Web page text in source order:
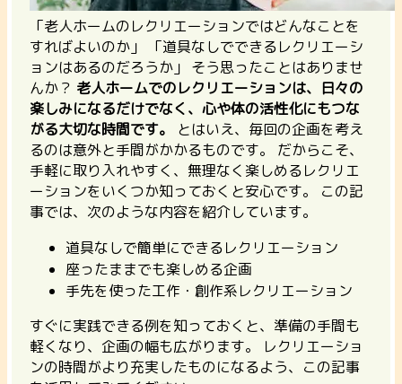
「老人ホームのレクリエーションではどんなことを
すればよいのか」 「道具なしでできるレクリエーシ
ョンはあるのだろうか」 そう思ったことはありませ
んか？ 老人ホームでのレクリエーションは、日々の
楽しみになるだけでなく、心や体の活性化にもつな
がる大切な時間です。
とはいえ、毎回の企画を考え
るのは意外と手間がかかるものです。 だからこそ、
手軽に取り入れやすく、無理なく楽しめるレクリエ
ーションをいくつか知っておくと安心です。 この記
事では、次のような内容を紹介しています。
道具なしで簡単にできるレクリエーション
座ったままでも楽しめる企画
手先を使った工作・創作系レクリエーション
すぐに実践できる例を知っておくと、準備の手間も
軽くなり、企画の幅も広がります。
レクリエーショ
ンの時間がより充実したものになるよう、この記事